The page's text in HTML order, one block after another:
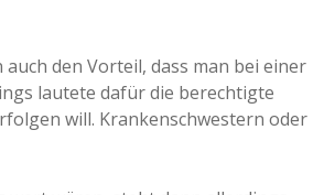
den Vorteil, dass man bei einer
lautete dafür die berechtigte
will. Krankenschwestern oder